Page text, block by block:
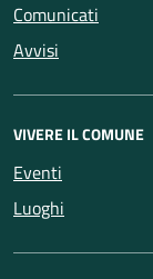
Comunicati
Avvisi
VIVERE IL COMUNE
Eventi
Luoghi